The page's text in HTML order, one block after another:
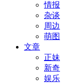
情报
杂谈
周边
萌图
文章
正妹
新奇
娱乐